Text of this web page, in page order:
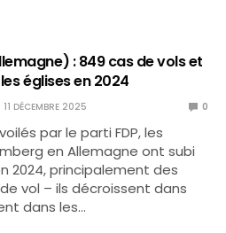
: 849 cas de vols et
églises en 2024
11 DÉCEMBRE 2025 0
par le parti FDP, les
en Allemagne ont subi
2024, principalement des
vol – ils décroissent dans
dans les…